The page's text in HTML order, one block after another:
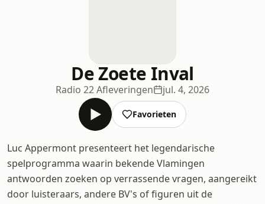
De Zoete Inval
Radio 22 Afleveringen jul. 4, 2026
Favorieten
Luc Appermont presenteert het legendarische
spelprogramma waarin bekende Vlamingen
antwoorden zoeken op verrassende vragen, aangereikt
door luisteraars, andere BV's of figuren uit de